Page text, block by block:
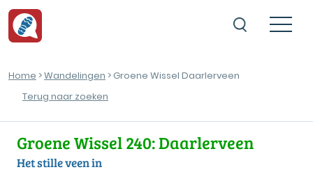
Home >Wandelingen > Groene Wissel Daarlerveen
Terug naar zoeken
Groene Wissel 240: Daarlerveen
Het stille veen in